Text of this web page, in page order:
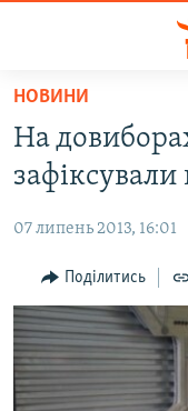
Перейти
основного
матеріалу
Перейти
до
навігації
Перейти
до
пошуку
ВОДА.КРИМ
ВІДЕО ТА ФОТО
ПОЛІТИКА
БЛОГИ
ПОГЛЯД
ІНТЕРВ'Ю
ВСЕ ЗА ДЕНЬ
НОВИНИ
На
07 липень 2013, 16:01
Поділитись